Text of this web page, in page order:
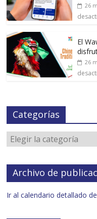
26
El
26
Categorías
Archivo de
Ir al calendario detallado